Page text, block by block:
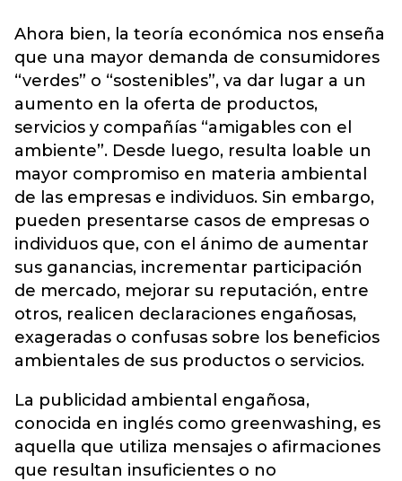
Ahora bien, la teoría económica nos enseña
que una mayor demanda de consumidores
“verdes” o “sostenibles”, va dar lugar a un
aumento en la oferta de productos,
servicios y compañías “amigables con el
ambiente”. Desde luego, resulta loable un
mayor compromiso en materia ambiental
de las empresas e individuos. Sin embargo,
pueden presentarse casos de empresas o
individuos que, con el ánimo de aumentar
sus ganancias, incrementar participación
de mercado, mejorar su reputación, entre
otros, realicen declaraciones engañosas,
exageradas o confusas sobre los beneficios
ambientales de sus productos o servicios.
La publicidad ambiental engañosa,
conocida en inglés como greenwashing, es
aquella que utiliza mensajes o afirmaciones
que resultan insuficientes o no